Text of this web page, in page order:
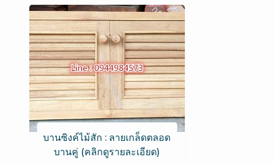
บานซิงค์ไม้สัก : ลายเกล็ดตลอด
บานคู่ (คลิกดูรายละเอียด)